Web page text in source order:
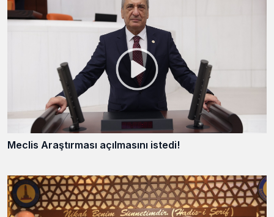
Meclis Araştırması açılmasını istedi!